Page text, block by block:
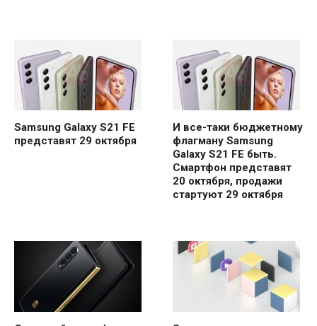
Samsung Galaxy S21 FE
представят 29 октября
И все-таки бюджетному
флагману Samsung
Galaxy S21 FE быть.
Смартфон представят
20 октября, продажи
стартуют 29 октября